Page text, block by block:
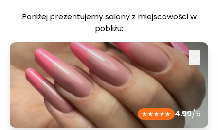
Poniżej prezentujemy salony z miejscowości w
pobliżu:
4.99/5